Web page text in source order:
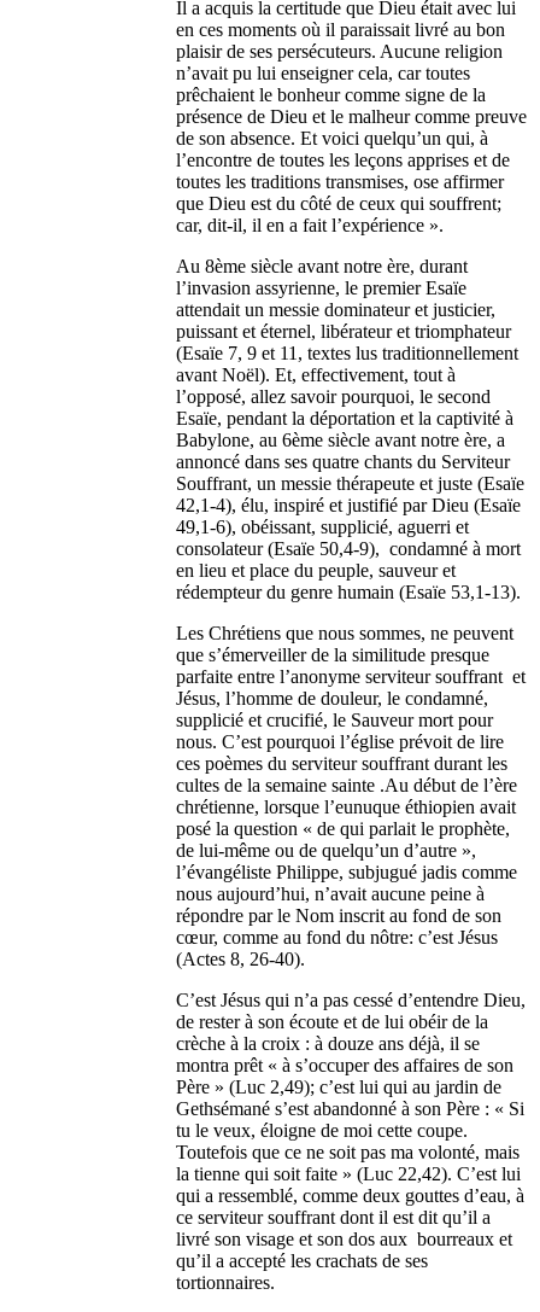
Il a acquis la certitude que Dieu était avec lui
en ces moments où il paraissait livré au bon
plaisir de ses persécuteurs. Aucune religion
n’avait pu lui enseigner cela, car toutes
prêchaient le bonheur comme signe de la
présence de Dieu et le malheur comme preuve
de son absence. Et voici quelqu’un qui, à
l’encontre de toutes les leçons apprises et de
toutes les traditions transmises, ose affirmer
que Dieu est du côté de ceux qui souffrent;
car, dit-il, il en a fait l’expérience ».
Au 8ème siècle avant notre ère, durant
l’invasion assyrienne, le premier Esaïe
attendait un messie dominateur et justicier,
puissant et éternel, libérateur et triomphateur
(Esaïe 7, 9 et 11, textes lus traditionnellement
avant Noël). Et, effectivement, tout à
l’opposé, allez savoir pourquoi, le second
Esaïe, pendant la déportation et la captivité à
Babylone, au 6ème siècle avant notre ère, a
annoncé dans ses quatre chants du Serviteur
Souffrant, un messie thérapeute et juste (Esaïe
42,1-4), élu, inspiré et justifié par Dieu (Esaïe
49,1-6), obéissant, supplicié, aguerri et
consolateur (Esaïe 50,4-9), condamné à mort
en lieu et place du peuple, sauveur et
rédempteur du genre humain (Esaïe 53,1-13).
Les Chrétiens que nous sommes, ne peuvent
que s’émerveiller de la similitude presque
parfaite entre l’anonyme serviteur souffrant et
Jésus, l’homme de douleur, le condamné,
supplicié et crucifié, le Sauveur mort pour
nous. C’est pourquoi l’église prévoit de lire
ces poèmes du serviteur souffrant durant les
cultes de la semaine sainte .Au début de l’ère
chrétienne, lorsque l’eunuque éthiopien avait
posé la question « de qui parlait le prophète,
de lui-même ou de quelqu’un d’autre »,
l’évangéliste Philippe, subjugué jadis comme
nous aujourd’hui, n’avait aucune peine à
répondre par le Nom inscrit au fond de son
cœur, comme au fond du nôtre: c’est Jésus
(Actes 8, 26-40).
C’est Jésus qui n’a pas cessé d’entendre Dieu,
de rester à son écoute et de lui obéir de la
crèche à la croix : à douze ans déjà, il se
montra prêt « à s’occuper des affaires de son
Père » (Luc 2,49); c’est lui qui au jardin de
Gethsémané s’est abandonné à son Père : « Si
tu le veux, éloigne de moi cette coupe.
Toutefois que ce ne soit pas ma volonté, mais
la tienne qui soit faite » (Luc 22,42). C’est lui
qui a ressemblé, comme deux gouttes d’eau, à
ce serviteur souffrant dont il est dit qu’il a
livré son visage et son dos aux bourreaux et
qu’il a accepté les crachats de ses
tortionnaires.